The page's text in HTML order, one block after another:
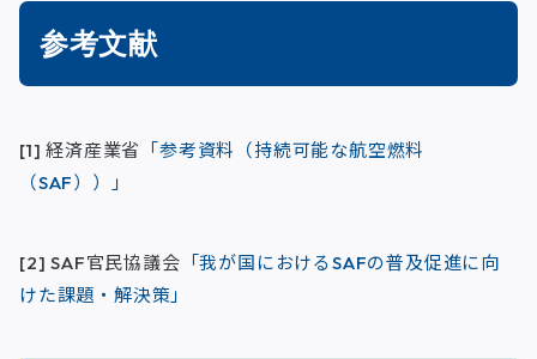
参考文献
[1] 経済産業省 「参考資料（持続可能な航空燃料
（SAF））」
[2] SAF官民協議会 「我が国におけるSAFの普及促進に向
けた課題・解決策」